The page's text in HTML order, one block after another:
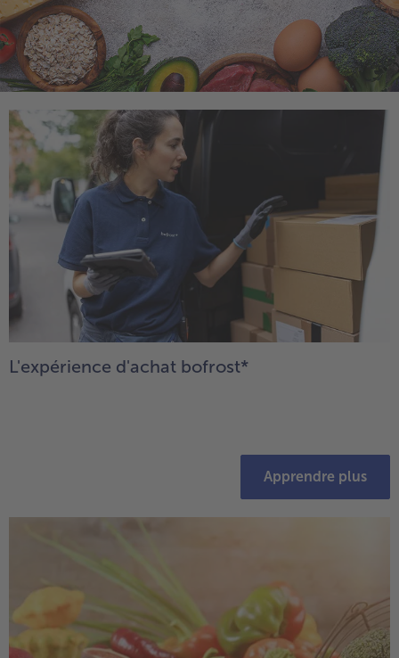
- € 5 à l’achat de 7 plats au choix
L'expérience d'achat bofrost*
Apprendre plus